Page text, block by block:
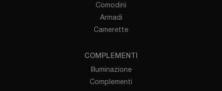
Comodini
Armadi
Camerette
COMPLEMENTI
Illuminazione
Complementi